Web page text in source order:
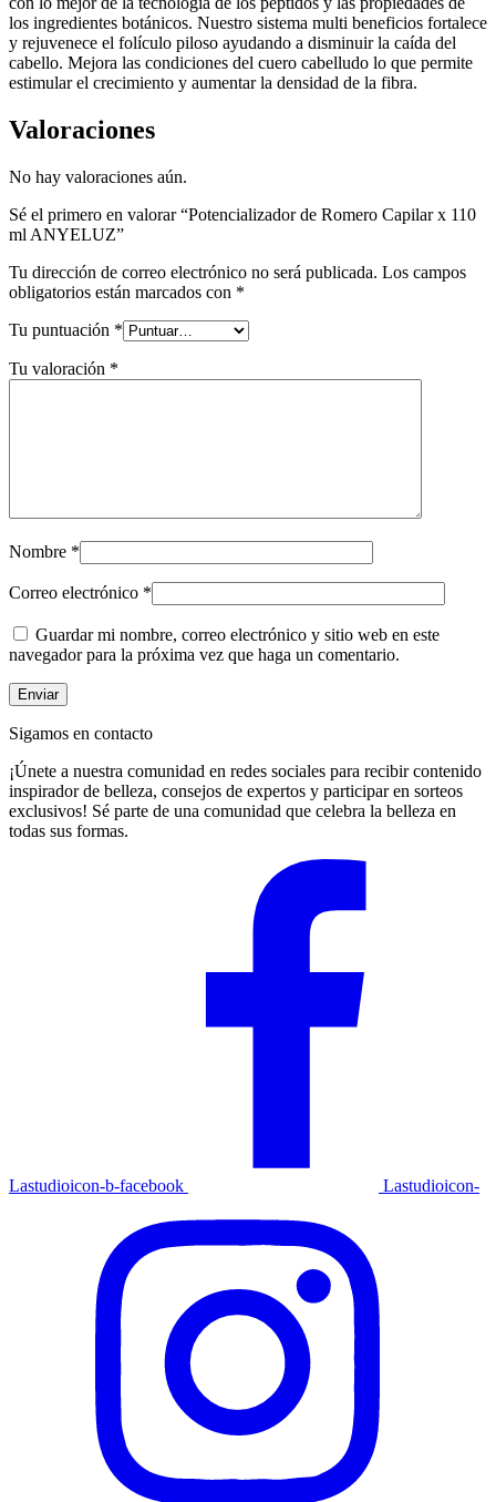
los ingredientes botánicos. Nuestro sistema multi beneficios fortalece
y rejuvenece el folículo piloso ayudando a disminuir la caída del
cabello. Mejora las condiciones del cuero cabelludo lo que permite
estimular el crecimiento y aumentar la densidad de la fibra.
Valoraciones
No hay valoraciones aún.
Sé el primero en valorar “Potencializador de Romero Capilar x 110
ml ANYELUZ”
Tu dirección de correo electrónico no será publicada. Los campos
obligatorios están marcados con *
Tu puntuación *
Tu valoración *
Nombre *
Correo electrónico *
Guardar mi nombre, correo electrónico y sitio web en este
navegador para la próxima vez que haga un comentario.
Sigamos en contacto
¡Únete a nuestra comunidad en redes sociales para recibir contenido
inspirador de belleza, consejos de expertos y participar en sorteos
exclusivos! Sé parte de una comunidad que celebra la belleza en
todas sus formas.
Lastudioicon-b-facebook Lastudioicon-